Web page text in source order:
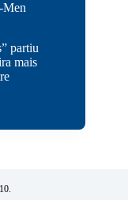
Men
partiu
mais